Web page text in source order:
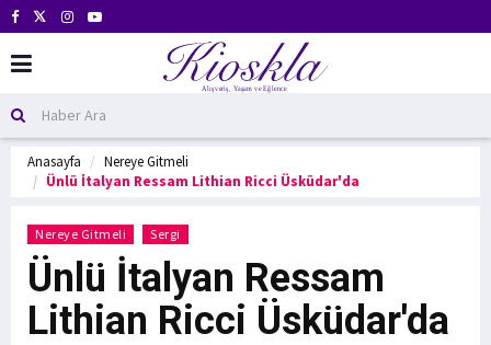
Anasayfa
Nereye Gitmeli
Ünlü İtalyan Ressam Lithian Ricci Üsküdar'da
Nereye Gitmeli Sergi
Ünlü İtalyan Ressam
Lithian Ricci Üsküdar'da